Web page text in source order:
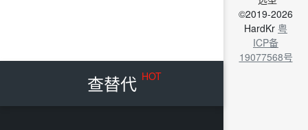
查替代 HOT
©2019-2026
HardKr 粤
ICP备
19077568号